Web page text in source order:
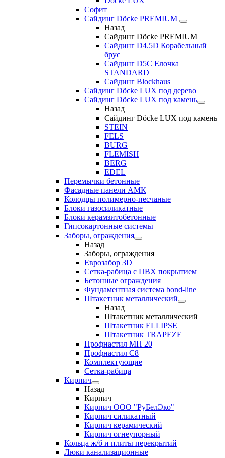
Софит
Сайдинг Döcke PREMIUM
Назад
Сайдинг Döcke PREMIUM
Сайдинг D4.5D Корабельный
брус
Сайдинг D5С Елочка
STANDARD
Сайдинг Blockhaus
Сайдинг Döcke LUX под дерево
Сайдинг Döcke LUX под камень
Назад
Сайдинг Döcke LUX под камень
STEIN
FELS
BURG
FLEMISH
BERG
EDEL
Перемычки бетонные
Фасадные панели АМК
Колодцы полимерно-песчаные
Блоки газосиликатные
Блоки керамзитобетонные
Гипсокартонные системы
Заборы, ограждения
Назад
Заборы, ограждения
Еврозабор 3D
Сетка-рабица с ПВХ покрытием
Бетонные ограждения
Фундаментная система bond-line
Штакетник металлический
Назад
Штакетник металлический
Штакетник ELLIPSE
Штакетник TRAPEZE
Профнастил МП 20
Профнастил С8
Комплектующие
Сетка-рабица
Кирпич
Назад
Кирпич
Кирпич ООО "РуБелЭко"
Кирпич силикатный
Кирпич керамический
Кирпич огнеупорный
Кольца ж/б и плиты перекрытий
Люки канализационные